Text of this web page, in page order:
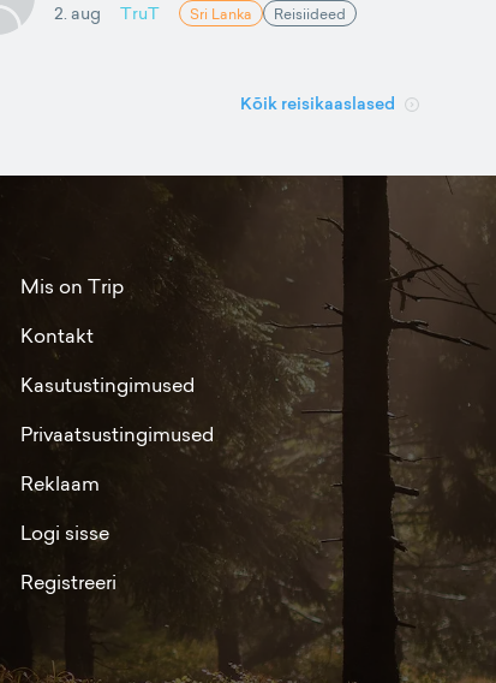
2. aug TruT Sri Lanka Reisiideed
Kõik reisikaaslased
Mis on Trip
Kontakt
Kasutustingimused
Privaatsustingimused
Reklaam
Logi sisse
Registreeri